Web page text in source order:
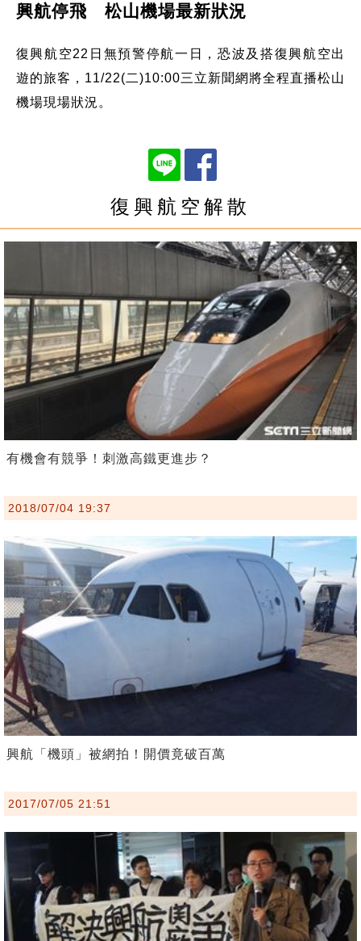
興航停飛 松山機場最新狀況
復興航空22日無預警停航一日，恐波及搭復興航空出
遊的旅客，11/22(二)10:00三立新聞網將全程直播松山
機場現場狀況。
復興航空解散
有機會有競爭！刺激高鐵更進步？
2018/07/04 19:37
興航「機頭」被網拍！開價竟破百萬
2017/07/05 21:51